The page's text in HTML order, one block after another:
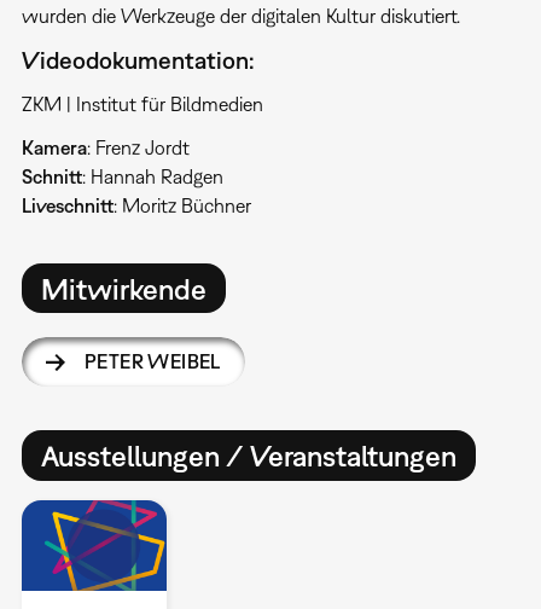
wurden die Werkzeuge der digitalen Kultur diskutiert.
Videodokumentation:
ZKM | Institut für Bildmedien
Kamera: Frenz Jordt
Schnitt: Hannah Radgen
Liveschnitt: Moritz Büchner
Mitwirkende
PETER WEIBEL
Ausstellungen / Veranstaltungen